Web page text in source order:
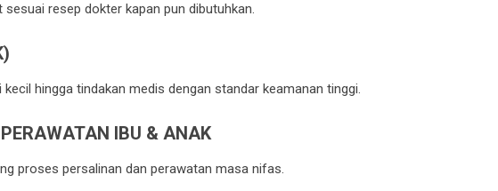
resep dokter kapan pun dibutuhkan.
hingga tindakan medis dengan standar keamanan tinggi.
IBU & ANAK
proses persalinan dan perawatan masa nifas.